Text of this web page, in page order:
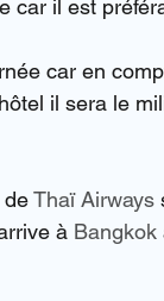
car il est
car en
il sera le
de Thaï Airways
à Bangkok